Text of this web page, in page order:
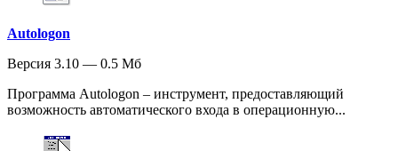
Autologon
Версия 3.10 — 0.5 Мб
Программа Autologon – инструмент, предоставляющий
возможность автоматического входа в операционную...